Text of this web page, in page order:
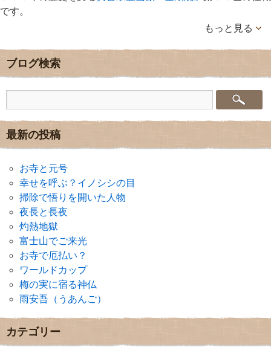
です。
もっと見る
ブログ検索
最新の投稿
お寺と元号
幸せを呼ぶ？イノシシの目
掃除で悟りを開いた人物
夜長と長夜
灼熱地獄
富士山でご来光
お寺で厄払い？
ワールドカップ
梅の実に宿る神仏
雨安吾（うあんご）
カテゴリー